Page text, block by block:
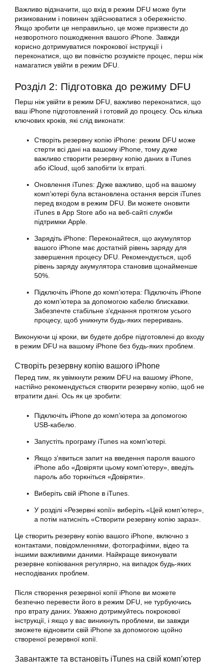
Важливо відзначити, що вхід в режим DFU може бути
ризикованим і повинен здійснюватися з обережністю.
Якщо зробити це неправильно, це може призвести до
незворотного пошкодження вашого iPhone. Завжди
корисно дотримуватися покрокової інструкції і
переконатися, що ви повністю розумієте процес, перш ніж
намагатися увійти в режим DFU.
Розділ 2: Підготовка до режиму DFU
Перш ніж увійти в режим DFU, важливо переконатися, що
ваш iPhone підготовлений і готовий до процесу. Ось кілька
ключових кроків, які слід виконати:
Створіть резервну копію iPhone: режим DFU може
стерти всі дані на вашому iPhone, тому дуже
важливо створити резервну копію даних в iTunes
або iCloud, щоб запобігти їх втраті.
Оновлення iTunes: Дуже важливо, щоб на вашому
комп’ютері була встановлена остання версія iTunes
перед входом в режим DFU. Ви можете оновити
iTunes в App Store або на веб-сайті служби
підтримки Apple.
Зарядіть iPhone: Переконайтеся, що акумулятор
вашого iPhone має достатній рівень заряду для
завершення процесу DFU. Рекомендується, щоб
рівень заряду акумулятора становив щонайменше
50%.
Підключіть iPhone до комп’ютера: Підключіть iPhone
до комп’ютера за допомогою кабелю блискавки.
Забезпечте стабільне з’єднання протягом усього
процесу, щоб уникнути будь-яких переривань.
Виконуючи ці кроки, ви будете добре підготовлені до входу
в режим DFU на вашому iPhone без будь-яких проблем.
Створіть резервну копію вашого iPhone
Перед тим, як увімкнути режим DFU на вашому iPhone,
настійно рекомендується створити резервну копію, щоб не
втратити дані. Ось як це зробити:
Підключіть iPhone до комп’ютера за допомогою
USB-кабелю.
Запустіть програму iTunes на комп’ютері.
Якщо з’явиться запит на введення пароля вашого
iPhone або «Довіряти цьому комп’ютеру», введіть
пароль або торкніться «Довіряти».
Виберіть свій iPhone в iTunes.
У розділі «Резервні копії» виберіть «Цей комп’ютер»,
а потім натисніть «Створити резервну копію зараз».
Це створить резервну копію вашого iPhone, включно з
контактами, повідомленнями, фотографіями, відео та
іншими важливими даними. Найкраще виконувати
резервне копіювання регулярно, на випадок будь-яких
несподіваних проблем.
Після створення резервної копії iPhone ви можете
безпечно перевести його в режим DFU, не турбуючись
про втрату даних. Уважно дотримуйтесь покрокової
інструкції, і якщо у вас виникнуть проблеми, ви завжди
зможете відновити свій iPhone за допомогою щойно
створеної резервної копії.
Завантажте та встановіть iTunes на свій комп’ютер